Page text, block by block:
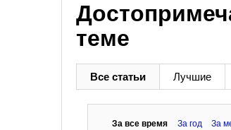
теме
Все статьи Лучшие
За все время За год За